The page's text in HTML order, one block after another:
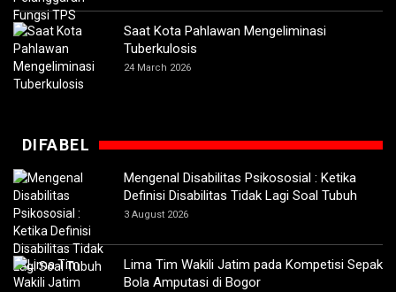
Saat Kota Pahlawan Mengeliminasi
Tuberkulosis
24 March 2026
DIFABEL
Mengenal Disabilitas Psikososial : Ketika
Definisi Disabilitas Tidak Lagi Soal Tubuh
3 August 2026
Lima Tim Wakili Jatim pada Kompetisi Sepak
Bola Amputasi di Bogor